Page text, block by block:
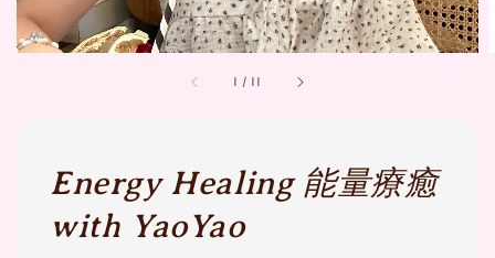
1 / 11
Energy Healing 能量療癒
with YaoYao